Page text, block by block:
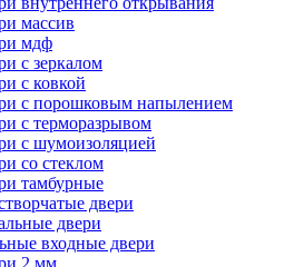
массив
мдф
с зеркалом
с ковкой
с порошковым напылением
с терморазрывом
с шумоизоляцией
со стеклом
тамбурные
двери
двери
входные двери
2 мм
ваши данные обрабатывались,
в браузере или покиньте сайт.